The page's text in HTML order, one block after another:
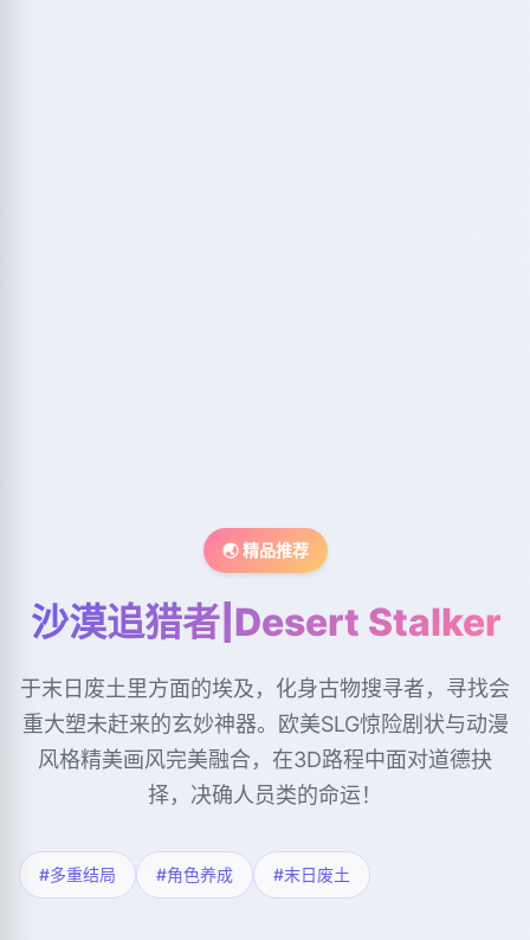
🌏 精品推荐
沙漠追猎者|Desert Stalker
于末日废土里方面的埃及，化身古物搜寻者，寻找会
重大塑未赶来的玄妙神器。欧美SLG惊险剧状与动漫
风格精美画风完美融合，在3D路程中面对道德抉
择，决确人员类的命运！
#多重结局 #角色养成 #末日废土